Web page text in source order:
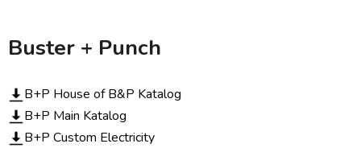
Buster + Punch
B+P House of B&P Katalog
B+P Main Katalog
B+P Custom Electricity